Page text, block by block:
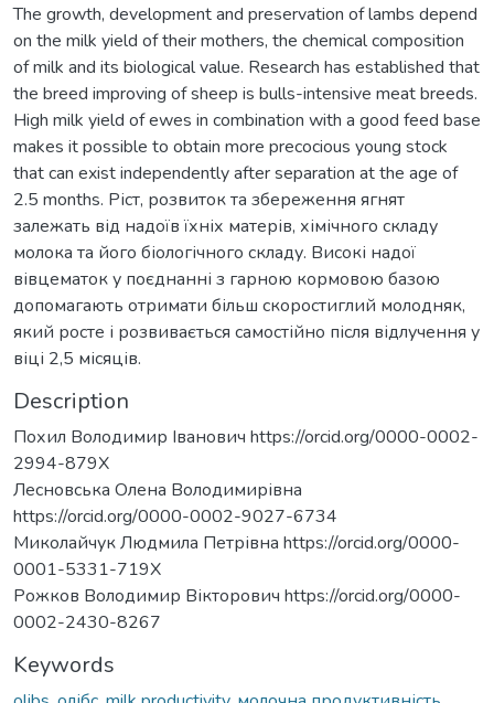
The growth, development and preservation of lambs depend
on the milk yield of their mothers, the chemical composition
of milk and its biological value. Research has established that
the breed improving of sheep is bulls-intensive meat breeds.
High milk yield of ewes in combination with a good feed base
makes it possible to obtain more precocious young stock
that can exist independently after separation at the age of
2.5 months. Ріст, розвиток та збереження ягнят
залежать від надоїв їхніх матерів, хімічного складу
молока та його біологічного складу. Високі надої
вівцематок у поєднанні з гарною кормовою базою
допомагають отримати більш скоростиглий молодняк,
який росте і розвивається самостійно після відлучення у
віці 2,5 місяців.
Description
Похил Володимир Іванович https://orcid.org/0000-0002-
2994-879X
Лесновська Олена Володимирівна
https://orcid.org/0000-0002-9027-6734
Миколайчук Людмила Петрівна https://orcid.org/0000-
0001-5331-719X
Рожков Володимир Вікторович https://orcid.org/0000-
0002-2430-8267
Keywords